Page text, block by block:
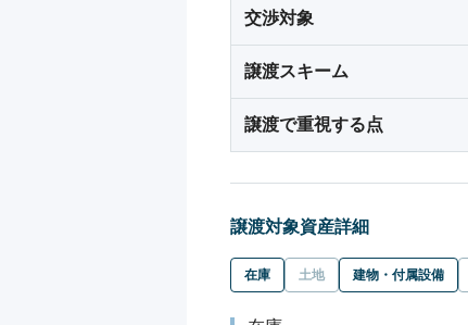
交渉対象
譲渡スキーム
譲渡で重視する点
譲渡対象資産詳細
在庫 土地 建物・付属設備